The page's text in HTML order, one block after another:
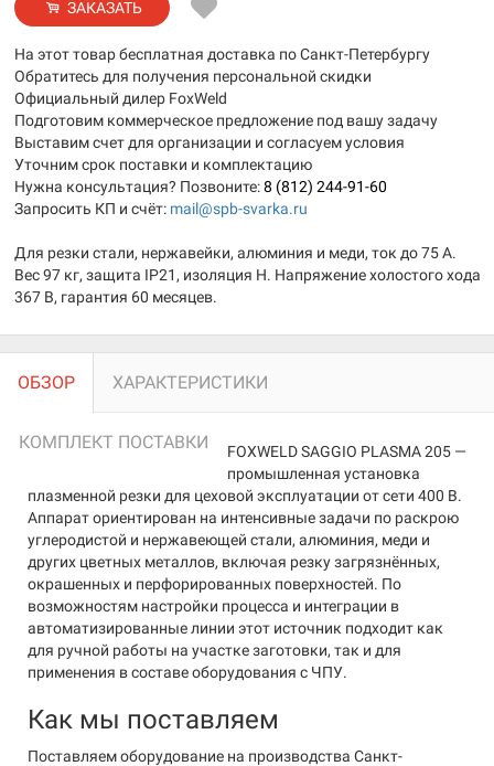
ЗАКАЗАТЬ
На этот товар бесплатная доставка по Санкт-Петербургу
Обратитесь для получения персональной скидки
Официальный дилер FoxWeld
Подготовим коммерческое предложение под вашу задачу
Выставим счет для организации и согласуем условия
Уточним срок поставки и комплектацию
Нужна консультация? Позвоните:8 (812) 244-91-60
Запросить КП и счёт: mail@spb-svarka.ru
Для резки стали, нержавейки, алюминия и меди, ток до 75 А.
Вес 97 кг, защита IP21, изоляция H. Напряжение холостого хода
367 В, гарантия 60 месяцев.
ОБЗОР ХАРАКТЕРИСТИКИ
КОМПЛЕКТ ПОСТАВКИ
FOXWELD SAGGIO PLASMA 205 —
промышленная установка
плазменной резки для цеховой эксплуатации от сети 400 В.
Аппарат ориентирован на интенсивные задачи по раскрою
углеродистой и нержавеющей стали, алюминия, меди и
других цветных металлов, включая резку загрязнённых,
окрашенных и перфорированных поверхностей. По
возможностям настройки процесса и интеграции в
автоматизированные линии этот источник подходит как
для ручной работы на участке заготовки, так и для
применения в составе оборудования с ЧПУ.
Как мы поставляем
Поставляем оборудование на производства Санкт-